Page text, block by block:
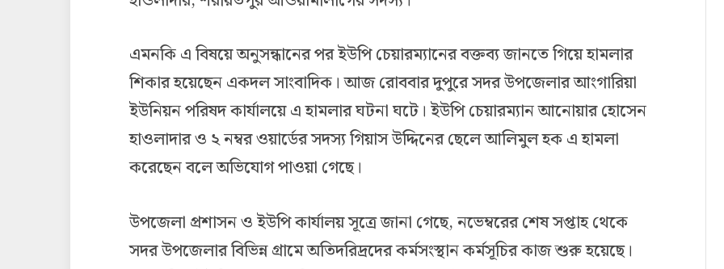
এমনকি এ বিষয়ে অনুসন্ধানের পর ইউপি চেয়ারম্যানের বক্তব্য জানতে গিয়ে হামলার
শিকার হয়েছেন একদল সাংবাদিক। আজ রোববার দুপুরে সদর উপজেলার আংগারিয়া
ইউনিয়ন পরিষদ কার্যালয়ে এ হামলার ঘটনা ঘটে। ইউপি চেয়ারম্যান আনোয়ার হোসেন
হাওলাদার ও ২ নম্বর ওয়ার্ডের সদস্য গিয়াস উদ্দিনের ছেলে আলিমুল হক এ হামলা
করেছেন বলে অভিযোগ পাওয়া গেছে।
উপজেলা প্রশাসন ও ইউপি কার্যালয় সূত্রে জানা গেছে, নভেম্বরের শেষ সপ্তাহ থেকে
সদর উপজেলার বিভিন্ন গ্রামে অতিদরিদ্রদের কর্মসংস্থান কর্মসূচির কাজ শুরু হয়েছে।